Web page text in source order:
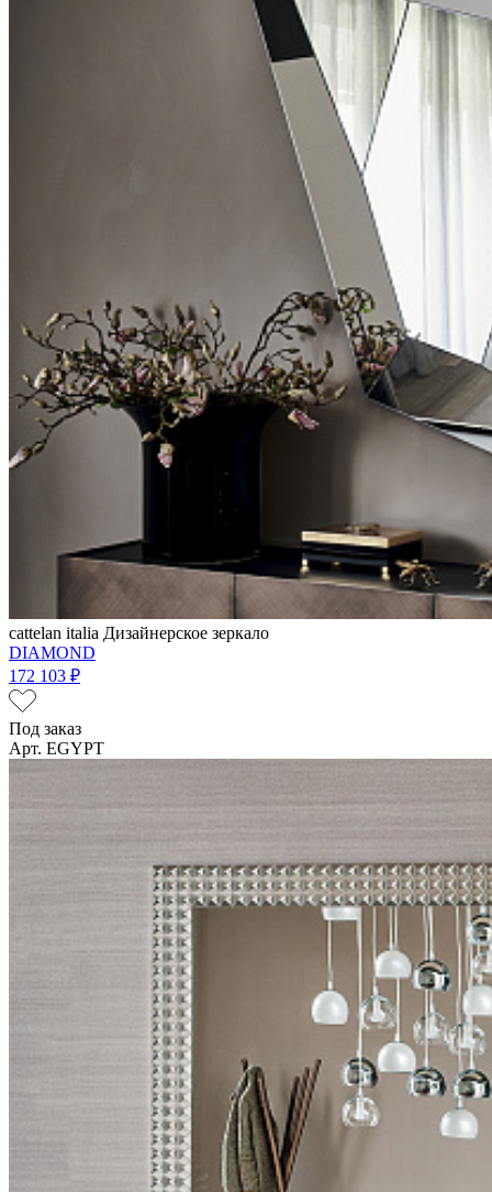
cattelan italia Дизайнерское зеркало
DIAMOND
172 103 ₽
Под заказ
Арт. EGYPT